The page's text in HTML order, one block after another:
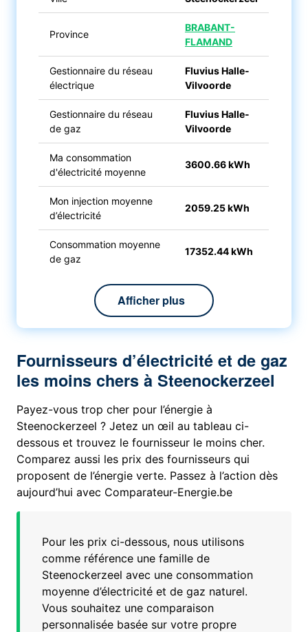
Province
BRABANT-
FLAMAND
Gestionnaire du réseau
électrique
Fluvius Halle-
Vilvoorde
Gestionnaire du réseau
de gaz
Fluvius Halle-
Vilvoorde
Ma consommation
d'électricité moyenne
3600.66 kWh
Mon injection moyenne
d’électricité
2059.25 kWh
Consommation moyenne
de gaz
17352.44 kWh
Afficher plus
Fournisseurs d’électricité et de gaz
les moins chers à Steenockerzeel
Payez-vous trop cher pour l’énergie à
Steenockerzeel ? Jetez un œil au tableau ci-
dessous et trouvez le fournisseur le moins cher.
Comparez aussi les prix des fournisseurs qui
proposent de l’énergie verte. Passez à l’action dès
aujourd’hui avec Comparateur-Energie.be
Pour les prix ci-dessous, nous utilisons
comme référence une famille de
Steenockerzeel avec une consommation
moyenne d’électricité et de gaz naturel.
Vous souhaitez une comparaison
personnalisée basée sur votre propre